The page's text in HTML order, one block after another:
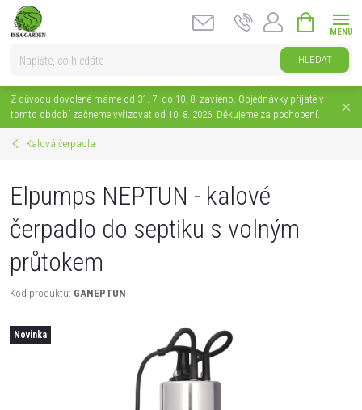
Přejít
HLEDAT
KOŠÍK
Z důvodu dovolené máme od 31. 7. do 10. 8. zavřeno. Objednávky přijaté v
tomto období začneme vyřizovat od 10. 8. 2026. Děkujeme za pochopení.
Kalová čerpadla
Elpumps NEPTUN - kalové
čerpadlo do septiku s volným
průtokem
Kód produktu: GANEPTUN
Novinka